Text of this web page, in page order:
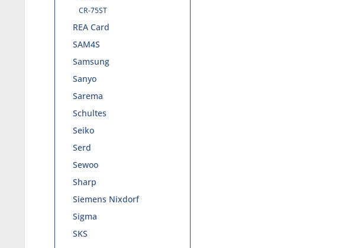
CR-75ST
REA Card
SAM4S
Samsung
Sanyo
Sarema
Schultes
Seiko
Serd
Sewoo
Sharp
Siemens Nixdorf
Sigma
SKS